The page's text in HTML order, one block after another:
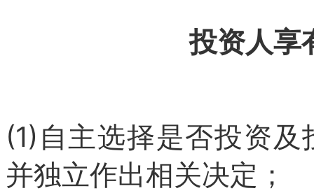
投资人享
(1)自主选择是否投资
并独立作出相关决定；